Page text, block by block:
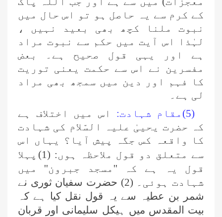
کے کرم سے یہ حاصل ہو تو اس حال میں
نبوت ملنا کچھ بھی بعید نہیں ،
لہٰذا اس آیت میں حکم سے نبوت مراد
ہے اور یہی قول صحیح ہے۔ بعض
مفسرین نے اس سے حکمت یعنی توریت
کا فہم اور دین میں سمجھ بھی مراد
لی ہے۔
(5)مقام شہادت:
اس میں اختلاف ہے
کہ حضرت یحییٰ علیہ السّلام کی شہادت
کا واقعہ کس جگہ پیش آیا؟ یہاں اس
سے متعلق دو قول ملاحظہ ہوں: (1)
پہلا
قول یہ ہے کہ ''مسجد جبرون'' میں
شہادت ہوئی۔ (2) حضرت سفیان ثوری نے
شمر بن عطیہ سے یہ قول نقل کیا ہے کہ
بیت المقدس میں ہیکل سلیمانی اور قربان